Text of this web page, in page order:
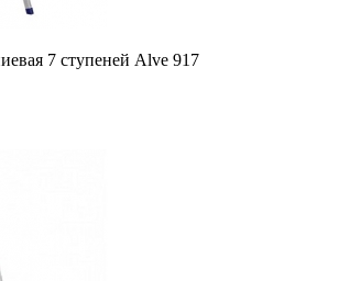
7 ступеней Alve 917